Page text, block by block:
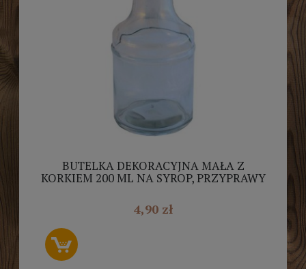
BUTELKA DEKORACYJNA MAŁA Z
KORKIEM 200 ML NA SYROP, PRZYPRAWY
4,90 zł